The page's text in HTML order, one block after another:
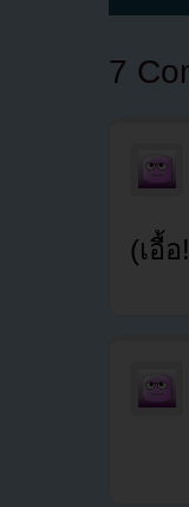
7
(เอื้